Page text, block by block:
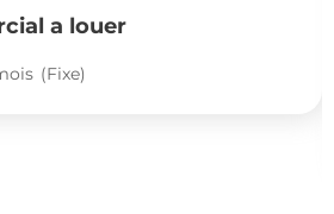
a louer
(Fixe)